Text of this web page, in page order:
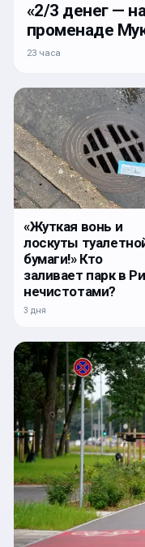
«2/3 денег —
променаде
23 часа
«Жуткая вонь и
лоскуты
бумаги!» Кто
заливает парк в
нечистотами?
3 дня